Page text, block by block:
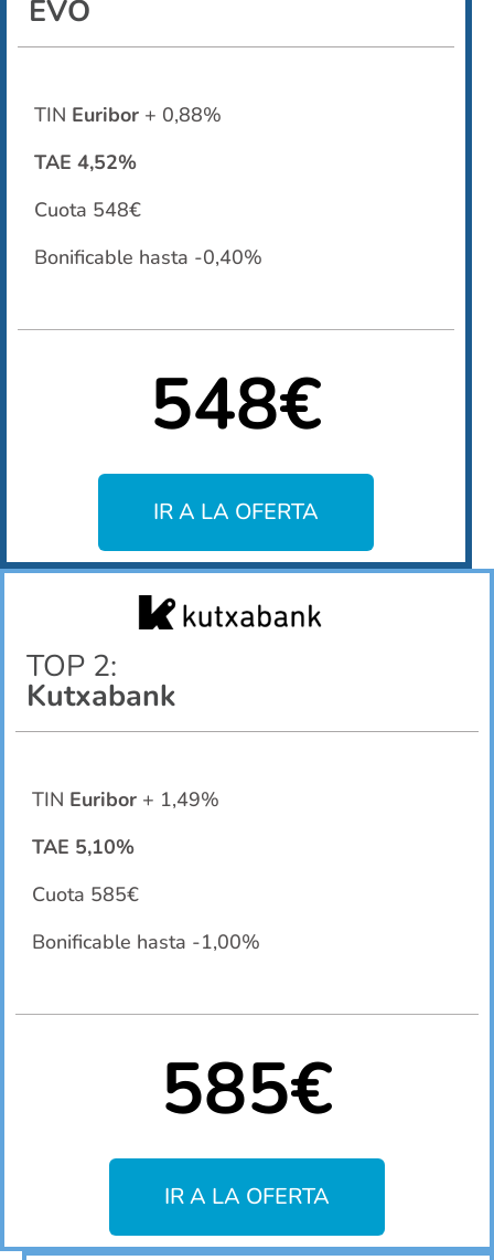
EVO
TIN Euribor + 0,88%
TAE 4,52%
Cuota 548€
Bonificable hasta -0,40%
548€
IR A LA OFERTA
TOP 2:
Kutxabank
TIN Euribor + 1,49%
TAE 5,10%
Cuota 585€
Bonificable hasta -1,00%
585€
IR A LA OFERTA